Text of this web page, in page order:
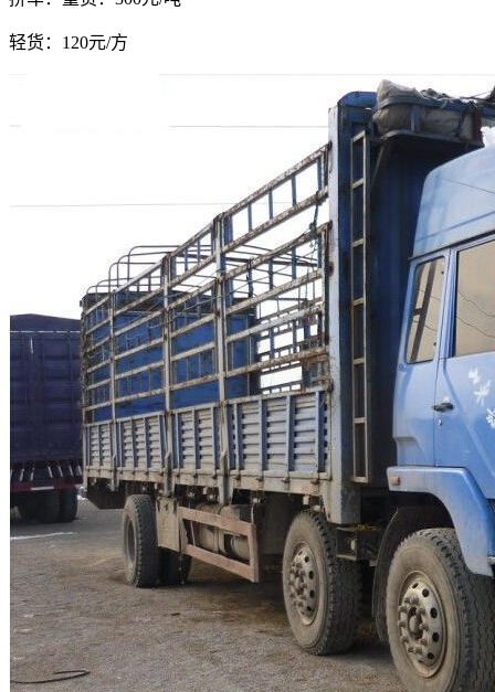
轻货： 120元/方